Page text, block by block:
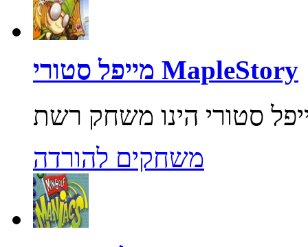
מייפל סטורי MapleStory
משחקים להורדה